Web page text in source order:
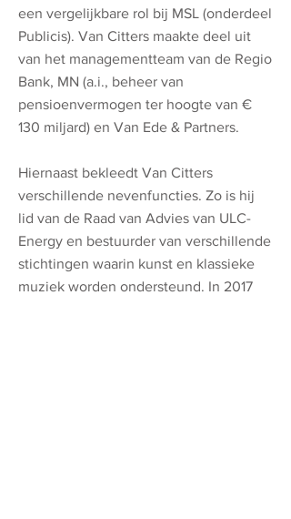
een vergelijkbare rol bij MSL (onderdeel
Publicis). Van Citters maakte deel uit
van het managementteam van de Regio
Bank, MN (a.i., beheer van
pensioenvermogen ter hoogte van €
130 miljard) en Van Ede & Partners.
Hiernaast bekleedt Van Citters
verschillende nevenfuncties. Zo is hij
lid van de Raad van Advies van ULC-
Energy en bestuurder van verschillende
stichtingen waarin kunst en klassieke
muziek worden ondersteund. In 2017